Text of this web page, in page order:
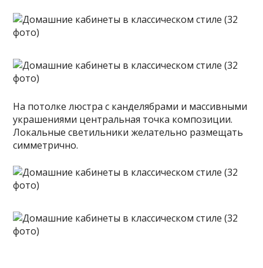
На потолке люстра с канделябрами и массивными
украшениями центральная точка композиции.
Локальные светильники желательно размещать
симметрично.